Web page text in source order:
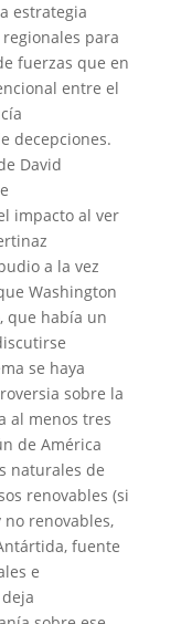
estrategia
para
fuerzas que en
entre el
decepciones.
David
impacto al ver
a la vez
Washington
que había un
se haya
sobre la
al menos tres
de América
naturales de
renovables (si
no renovables,
fuente
e